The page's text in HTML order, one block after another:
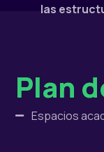
las
Plan
Espacios